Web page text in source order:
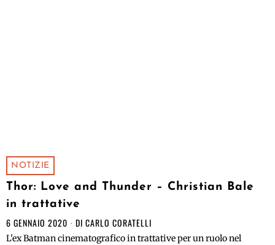
NOTIZIE
Thor: Love and Thunder – Christian Bale
in trattative
6 GENNAIO 2020 DI CARLO CORATELLI
L'ex Batman cinematografico in trattative per un ruolo nel